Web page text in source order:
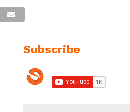
Subscribe